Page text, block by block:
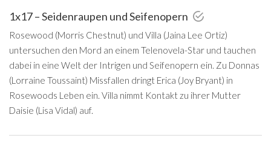
1x17 – Seidenraupen und Seifenopern
Rosewood (Morris Chestnut) und Villa (Jaina Lee Ortiz)
untersuchen den Mord an einem Telenovela-Star und tauchen
dabei in eine Welt der Intrigen und Seifenopern ein. Zu Donnas
(Lorraine Toussaint) Missfallen dringt Erica (Joy Bryant) in
Rosewoods Leben ein. Villa nimmt Kontakt zu ihrer Mutter
Daisie (Lisa Vidal) auf.